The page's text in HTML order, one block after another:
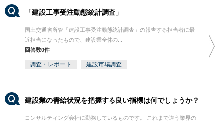
「建設工事受注動態統計調査」
国土交通省所管「建設工事受注動態統計調査」の報告する担当者に最
近担当になったもので、建設業全体の...
回答数0件
調査・レポート 建設市場調査
建設業の需給状況を把握する良い指標は何でしょうか？
コンサルティング会社に勤務しているものです。 これまで違う業界の